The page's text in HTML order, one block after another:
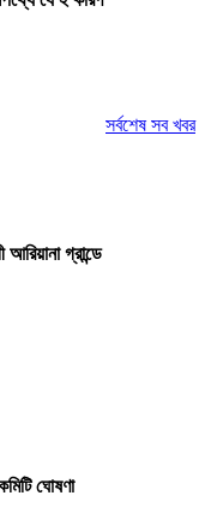
সর্বশেষ সব খবর
গ্রান্ডে
ঘোষণা